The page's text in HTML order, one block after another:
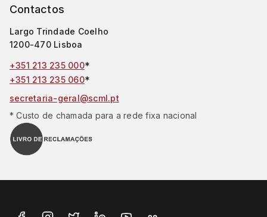
Contactos
Largo Trindade Coelho
1200-470 Lisboa
+351 213 235 000*
+351 213 235 060*
secretaria-geral@scml.pt
* Custo de chamada para a rede fixa nacional